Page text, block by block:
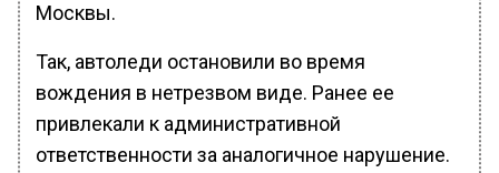
Москвы.
Так, автоледи остановили во время
вождения в нетрезвом виде. Ранее ее
привлекали к административной
ответственности за аналогичное нарушение.